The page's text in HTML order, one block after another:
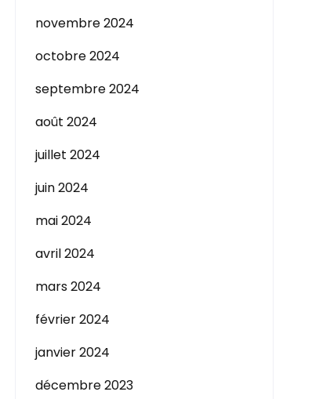
novembre 2024
octobre 2024
septembre 2024
août 2024
juillet 2024
juin 2024
mai 2024
avril 2024
mars 2024
février 2024
janvier 2024
décembre 2023